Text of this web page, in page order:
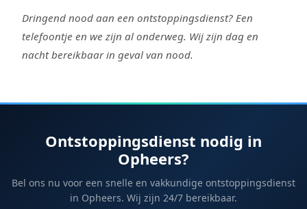
Dringend nood aan een ontstoppingsdienst? Een
telefoontje en we zijn al onderweg. Wij zijn dag en
nacht bereikbaar in geval van nood.
Ontstoppingsdienst nodig in
Opheers?
Bel ons nu voor een snelle en vakkundige ontstoppingsdienst
in Opheers. Wij zijn 24/7 bereikbaar.